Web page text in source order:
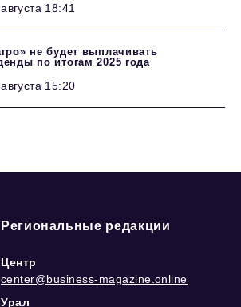
18:41
не будет выплачивать
по итогам 2025 года
15:20
Региональные редакции
Центр
center@business-magazine.online
Урал